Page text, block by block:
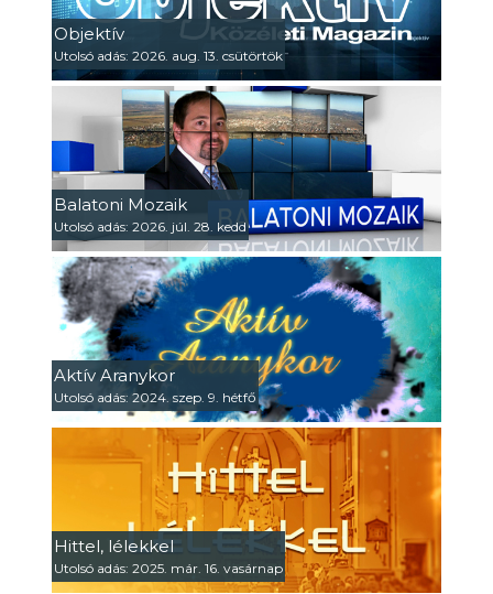
Objektív
Utolsó adás: 2026. aug. 13. csütörtök
Balatoni Mozaik
Utolsó adás: 2026. júl. 28. kedd
Aktív Aranykor
Utolsó adás: 2024. szep. 9. hétfő
Hittel, lélekkel
Utolsó adás: 2025. már. 16. vasárnap